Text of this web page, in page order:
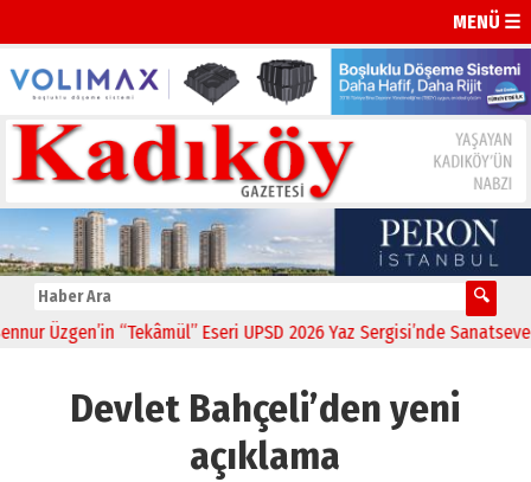
MENÜ ☰
Üzgen’in “Tekâmül” Eseri UPSD 2026 Yaz Sergisi’nde
Devlet Bahçeli’den yeni
açıklama